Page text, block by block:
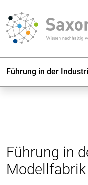
Führung in der
Führung in
Modellfabrik